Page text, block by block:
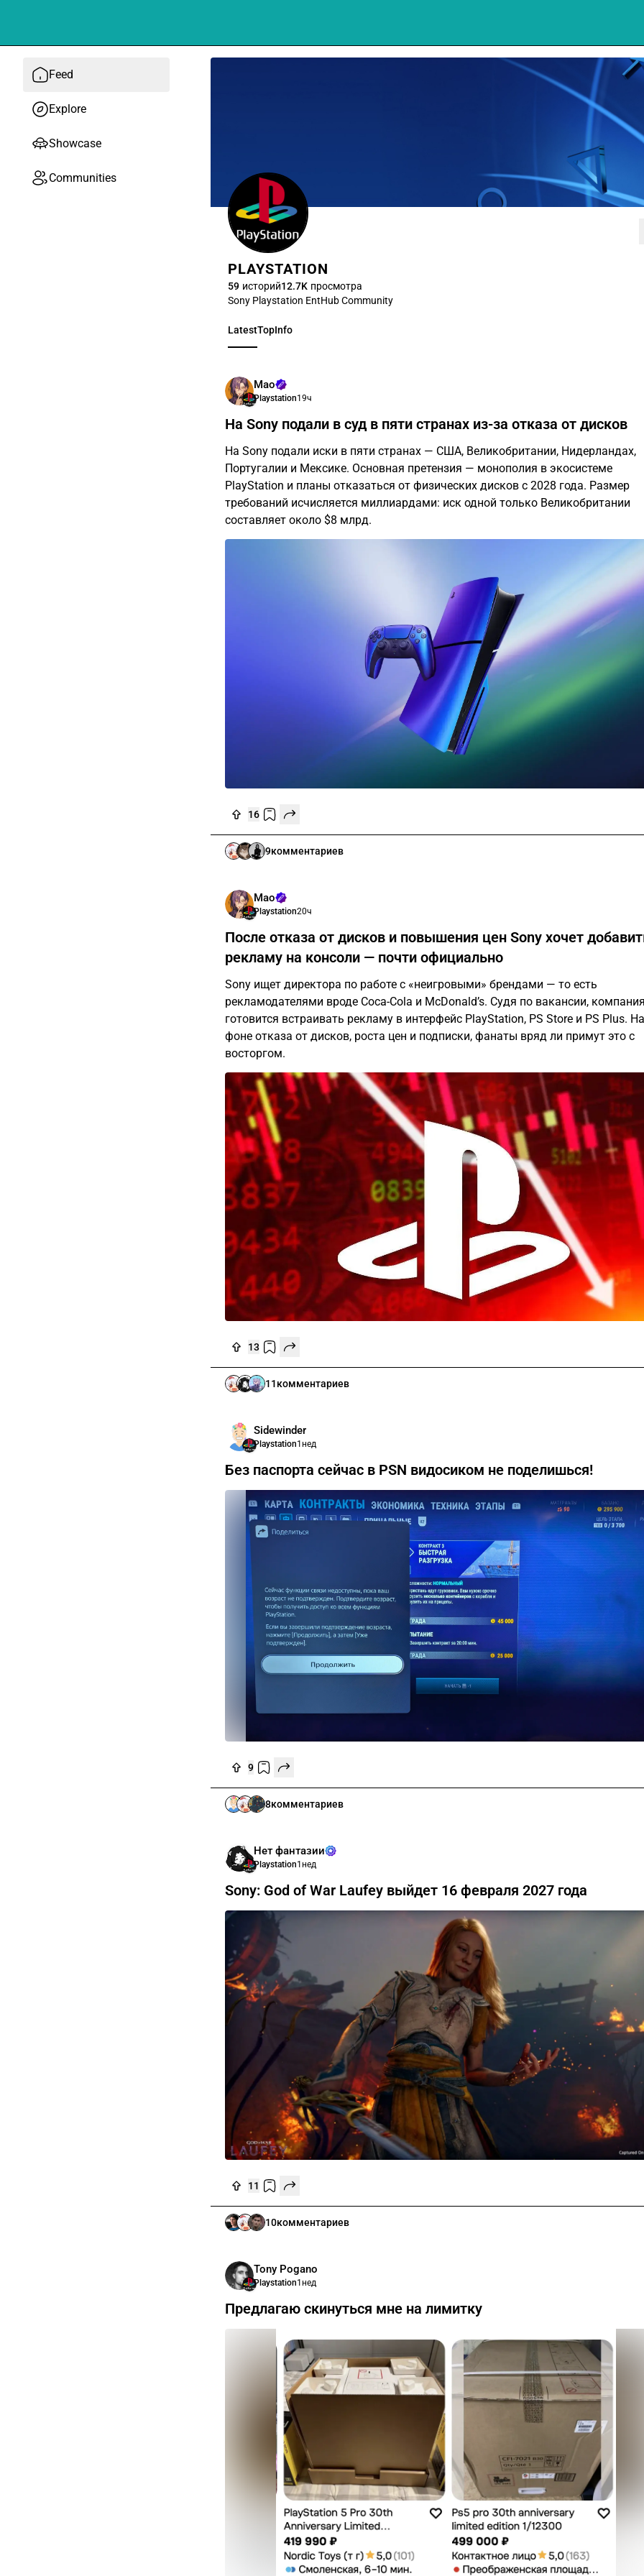
Feed
Explore
Showcase
Communities
PLAYSTATION
59 историй12.7K просмотра
Sony Playstation EntHub Community
LatestTopInfo
Мао
Playstation19ч
На Sony подали в суд в пяти странах из-за отказа от дисков
На Sony подали иски в пяти странах — США, Великобритании, Нидерландах,
Португалии и Мексике. Основная претензия — монополия в экосистеме
PlayStation и планы отказаться от физических дисков с 2028 года. Размер
требований исчисляется миллиардами: иск одной только Великобритании
составляет около $8 млрд.
16
9комментариев
Мао
Playstation20ч
После отказа от дисков и повышения цен Sony хочет
рекламу на консоли — почти официально
Sony ищет директора по работе с «неигровыми» брендами — то есть
рекламодателями вроде Coca-Cola и McDonald’s. Судя по вакансии,
готовится встраивать рекламу в интерфейс PlayStation, PS Store и PS Plus. На
фоне отказа от дисков, роста цен и подписки, фанаты вряд ли примут это с
восторгом.
13
11комментариев
Sidewinder
Playstation1нед
Без паспорта сейчас в PSN видосиком не поделишься!
9
8комментариев
Нет фантазии
Playstation1нед
Sony: God of War Laufey выйдет 16 февраля 2027 года
11
10комментариев
Tony Pogano
Playstation1нед
Предлагаю скинуться мне на лимитку